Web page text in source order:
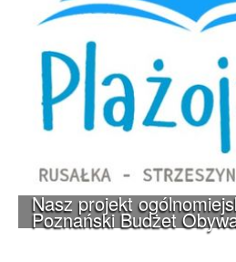
Nasz projekt
Poznański Budżet